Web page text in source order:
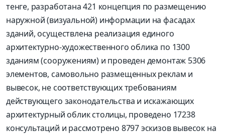
тенге, разработана 421 концепция по размещению
наружной (визуальной) информации на фасадах
зданий, осуществлена реализация единого
архитектурно-художественного облика по 1300
зданиям (сооружениям) и проведен демонтаж 5306
элементов, самовольно размещенных реклам и
вывесок, не соответствующих требованиям
действующего законодательства и искажающих
архитектурный облик столицы, проведено 17238
консультаций и рассмотрено 8797 эскизов вывесок на